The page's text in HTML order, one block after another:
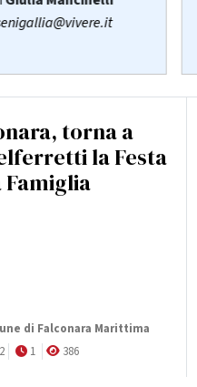
torna a
la Festa
di Falconara Marittima
1 386